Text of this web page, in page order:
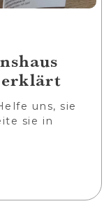
erklärt
uns, sie
sie in